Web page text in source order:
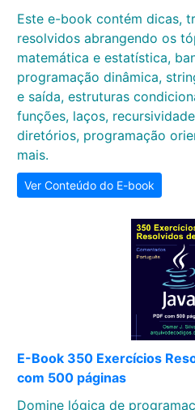
Este e-book contém dicas,
resolvidos abrangendo os
matemática e estatística,
programação dinâmica,
e saída, estruturas
funções, laços,
diretórios, programação
mais.
Ver Conteúdo do E-book
E-Book 350 Exercícios
com 500 páginas
Domine lógica de